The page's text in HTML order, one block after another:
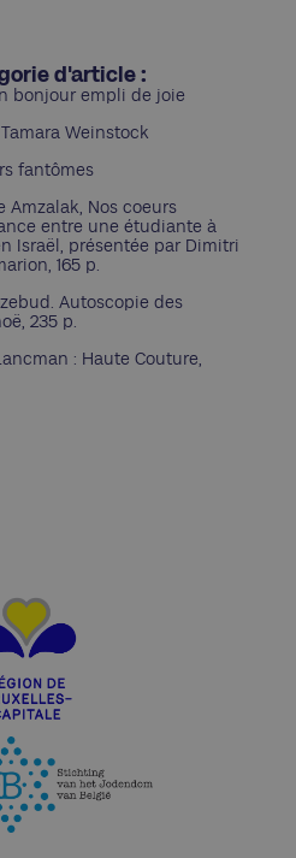
d'article :
bonjour empli de joie
Weinstock
fantômes
Amzalak, Nos coeurs
entre une étudiante à
Israël, présentée par Dimitri
165 p.
Autoscopie des
235 p.
: Haute Couture,